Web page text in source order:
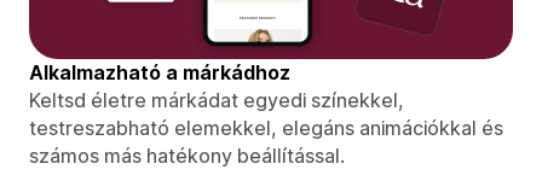
Alkalmazható a márkádhoz
Keltsd életre márkádat egyedi színekkel,
testreszabható elemekkel, elegáns animációkkal és
számos más hatékony beállítással.